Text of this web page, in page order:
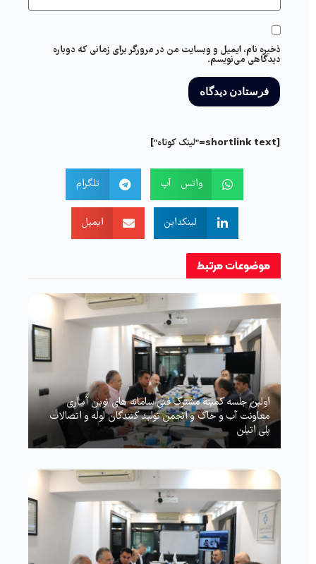
ذخیره نام، ایمیل و وبسایت من در مرورگر برای زمانی که دوباره
دیدگاهی می‌نویسم.
[shortlink text="لینک کوتاه"]
واتس آپ تلگرام
لینکداین ایمیل
موضوعاتمرتبط
اولین جلسه کمیته مشترک فنی سامانه های نوین آبیاری
معاونت آب و خاک و انجمن تولید کنندگان لوله و اتصالات
پلی اتیلن